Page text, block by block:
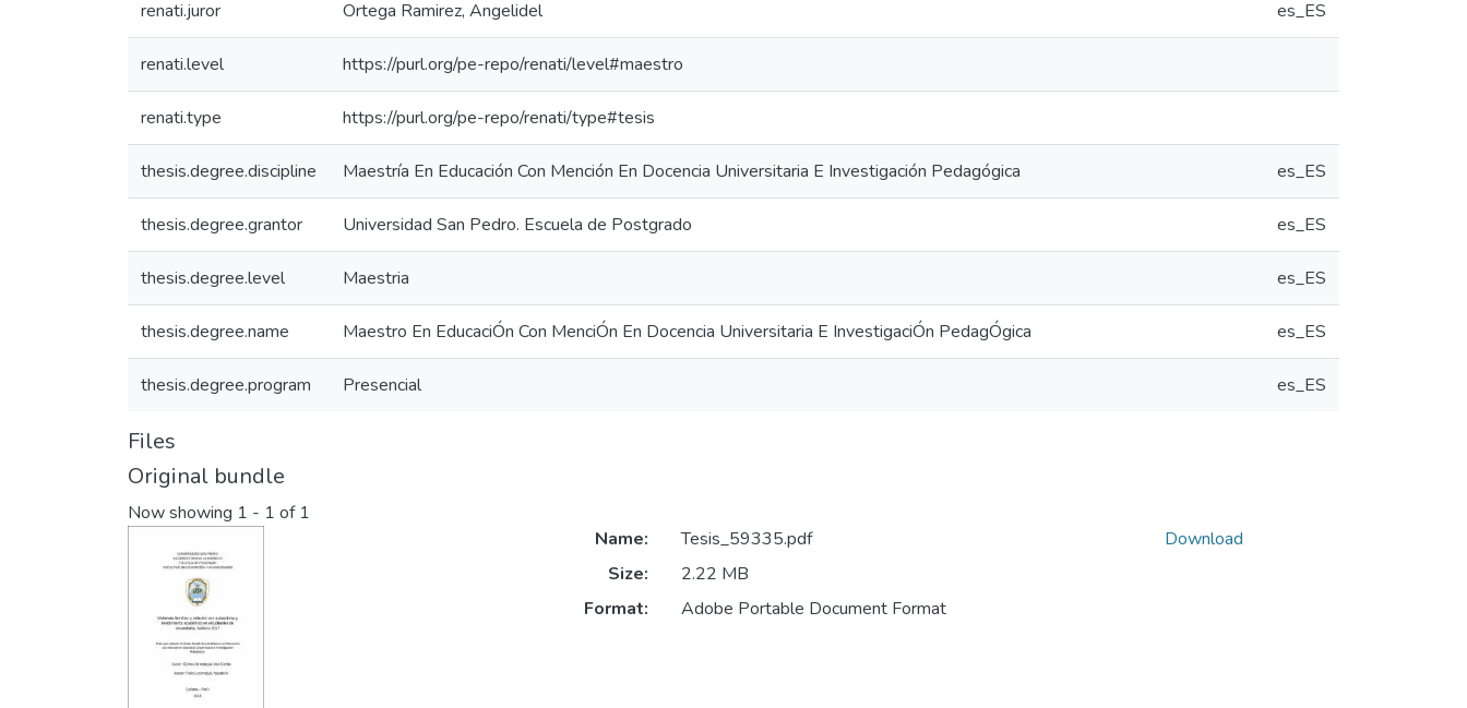
renati.juror Ortega Ramirez, Angelidel es_ES
renati.level https://purl.org/pe-repo/renati/level#maestro
renati.type https://purl.org/pe-repo/renati/type#tesis
thesis.degree.discipline Maestría En Educación Con Mención En Docencia Universitaria E Investigación Pedagógica es_ES
thesis.degree.grantor Universidad San Pedro. Escuela de Postgrado es_ES
thesis.degree.level Maestria es_ES
thesis.degree.name Maestro En EducaciÓn Con MenciÓn En Docencia Universitaria E InvestigaciÓn PedagÓgica es_ES
thesis.degree.program Presencial es_ES
Files
Original bundle
Now showing 1 - 1 of 1
Name:
Tesis_59335.pdf
Size:
2.22 MB
Format:
Adobe Portable Document Format
Download